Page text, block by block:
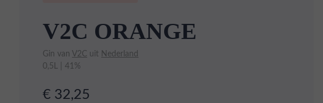
V2C ORANGE
Gin vanV2C uit Nederland
0,5L | 41%
€ 32,25